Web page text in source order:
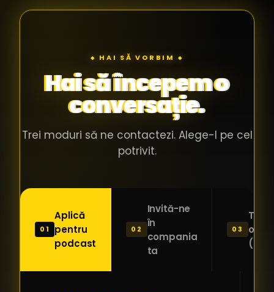
◆ HAI SĂ VORBIM ◆
Hai să începem o
conversație.
Trei moduri să ne contactezi. Alege-l pe cel
potrivit.
01
Aplică
pentru
podcast
02
Invită-ne
în
compania
ta
03
o